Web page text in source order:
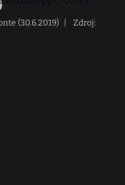
(30.6.2019)
Zdroj: